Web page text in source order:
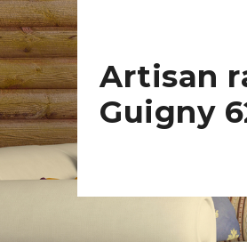
Artisan
Guigny